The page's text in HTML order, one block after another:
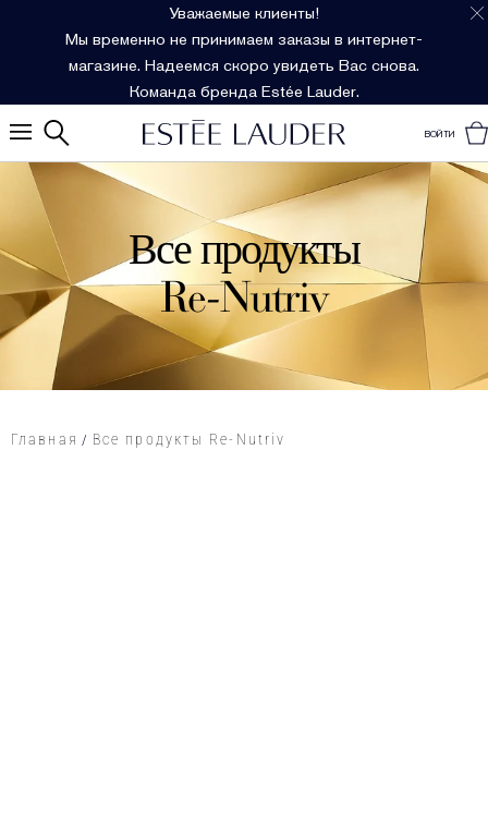
Уважаемые клиенты!
Мы временно не принимаем заказы в интернет-
магазине. Надеемся скоро увидеть Вас снова.
Команда бренда Estée Lauder.
ВОЙТИ
Все продукты
Re-Nutriv
Главная Все продукты Re-Nutriv